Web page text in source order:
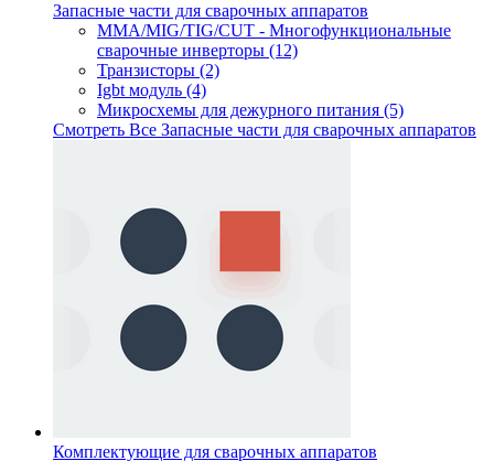
Запасные части для сварочных аппаратов
MMA/MIG/TIG/CUT - Многофункциональные
сварочные инверторы (12)
Транзисторы (2)
Igbt модуль (4)
Микросхемы для дежурного питания (5)
Смотреть Все Запасные части для сварочных аппаратов
Комплектующие для сварочных аппаратов